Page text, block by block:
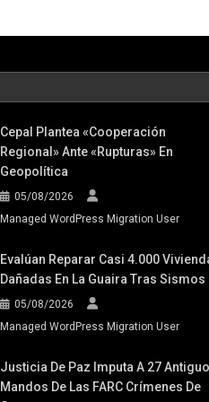
Cepal Plantea «cooperación
Regional» Ante «rupturas» En
Geopolítica
05/08/2026
Managed WordPress Migration User
Evalúan Reparar Casi 4.000
Dañadas En La Guaira Tras Sismos
05/08/2026
Managed WordPress Migration User
Justicia De Paz Imputa A 27
Mandos De Las FARC Crímenes De